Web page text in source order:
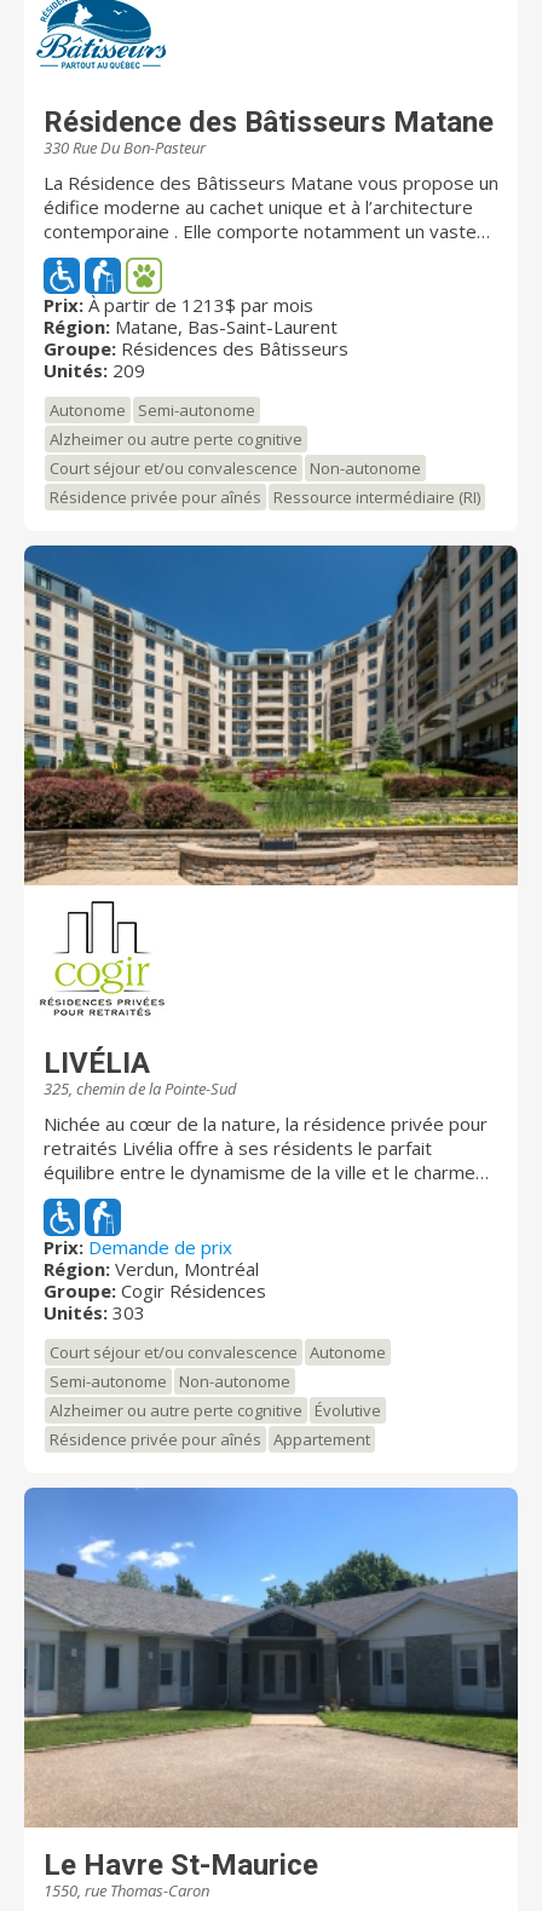
Résidence des Bâtisseurs Matane
330 Rue Du Bon-Pasteur
La Résidence des Bâtisseurs Matane vous propose un
édifice moderne au cachet unique et à l’architecture
contemporaine . Elle comporte notamment un vaste
hall d’entrée, un salon d’accueil avec foyer électrique,
des espaces communs climatisés et des ascenseurs.
Les résidents y bénéficient aussi d’une terrasse
extérieure aménagée.
Prix: À partir de 1213$ par mois
Région: Matane, Bas-Saint-Laurent
Groupe: Résidences des Bâtisseurs
Unités: 209
Autonome
Semi-autonome
Alzheimer ou autre perte cognitive
Court séjour et/ou convalescence
Non-autonome
Résidence privée pour aînés
Ressource intermédiaire (RI)
LIVÉLIA
325, chemin de la Pointe-Sud
Nichée au cœur de la nature, la résidence privée pour
retraités Livélia offre à ses résidents le parfait
équilibre entre le dynamisme de la ville et le charme
de la vie de quartier. Située sur la pointe sud de l’Île
des Soeurs, la résidence jouit d’une vue imprenable
sur le fleuve Saint-Laurent et le centre-ville de
Montréal. La résidence propose une variété de
services personnalisés, un menu gastronomique et
une décoration élégante, qui donnent l'impression
d'être en vacances chez soi. Vous serez charmés par
l'atmosphère accueillante, le design moderne et la
qualité des services offerts.
Prix: Demande de prix
Région: Verdun, Montréal
Groupe: Cogir Résidences
Unités: 303
Court séjour et/ou convalescence
Autonome
Semi-autonome
Non-autonome
Alzheimer ou autre perte cognitive
Évolutive
Résidence privée pour aînés
Appartement
Le Havre St-Maurice
1550, rue Thomas-Caron